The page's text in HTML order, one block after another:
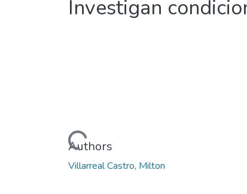
Investigan
Loading...
Authors
Villarreal Castro, Milton